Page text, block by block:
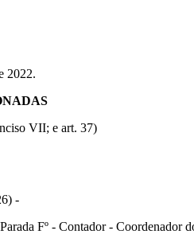
2022.
VII; e art. 37)
-
Fº - Contador - Coordenador